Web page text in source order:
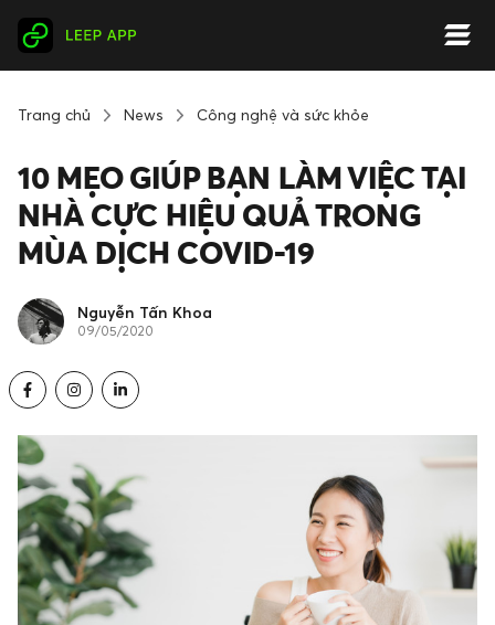
Trang chủ News Công nghệ và sức khỏe
10 MẸO GIÚP BẠN LÀM VIỆC TẠI
NHÀ CỰC HIỆU QUẢ TRONG
MÙA DỊCH COVID-19
Nguyễn Tấn Khoa
09/05/2020